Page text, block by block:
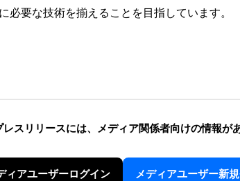
必要な技術を揃えることを目指しています。
レスリリースには、 メディア関係者向けの情報が
ィアユーザーログイン メディアユーザー新